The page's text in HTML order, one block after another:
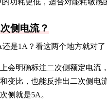
功耗更低，适合对能耗敏感
侧电流？
是1A？看这两个地方就对了
会明确标注二次侧额定电流
变比，也能反推出二次侧电
侧就是5A。